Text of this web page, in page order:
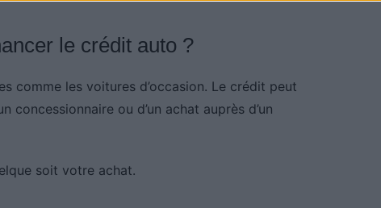
le crédit auto ?
comme les voitures d’occasion. Le crédit peut
concessionnaire ou d’un achat auprès d’un
soit votre achat.